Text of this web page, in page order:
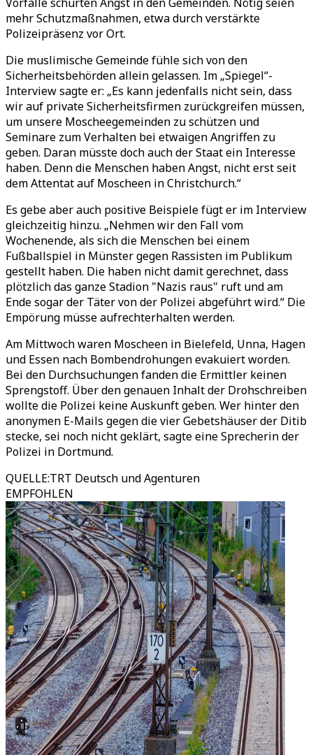
mehr Schutzmaßnahmen, etwa durch verstärkte
Polizeipräsenz vor Ort.
Die muslimische Gemeinde fühle sich von den
Sicherheitsbehörden allein gelassen. Im „Spiegel“-
Interview sagte er: „Es kann jedenfalls nicht sein, dass
wir auf private Sicherheitsfirmen zurückgreifen müssen,
um unsere Moscheegemeinden zu schützen und
Seminare zum Verhalten bei etwaigen Angriffen zu
geben. Daran müsste doch auch der Staat ein Interesse
haben. Denn die Menschen haben Angst, nicht erst seit
dem Attentat auf Moscheen in Christchurch.“
Es gebe aber auch positive Beispiele fügt er im Interview
gleichzeitig hinzu. „Nehmen wir den Fall vom
Wochenende, als sich die Menschen bei einem
Fußballspiel in Münster gegen Rassisten im Publikum
gestellt haben. Die haben nicht damit gerechnet, dass
plötzlich das ganze Stadion "Nazis raus" ruft und am
Ende sogar der Täter von der Polizei abgeführt wird.“ Die
Empörung müsse aufrechterhalten werden.
Am Mittwoch waren Moscheen in Bielefeld, Unna, Hagen
und Essen nach Bombendrohungen evakuiert worden.
Bei den Durchsuchungen fanden die Ermittler keinen
Sprengstoff. Über den genauen Inhalt der Drohschreiben
wollte die Polizei keine Auskunft geben. Wer hinter den
anonymen E-Mails gegen die vier Gebetshäuser der Ditib
stecke, sei noch nicht geklärt, sagte eine Sprecherin der
Polizei in Dortmund.
QUELLE:TRT Deutsch und Agenturen
EMPFOHLEN